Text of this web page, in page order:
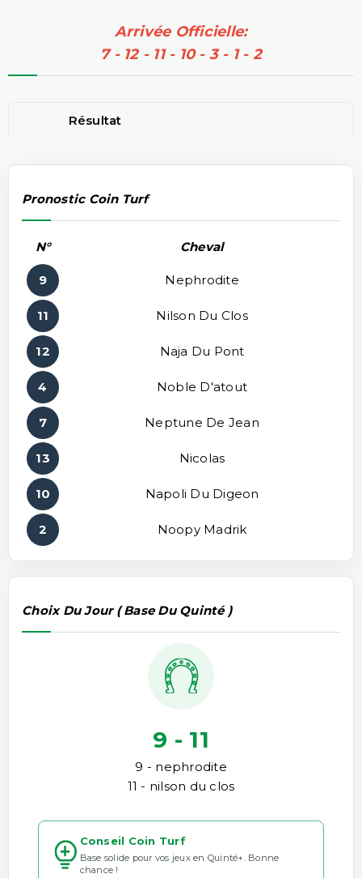
Arrivée Officielle:
7 - 12 - 11 - 10 - 3 - 1 - 2
Résultat
Pronostic Coin Turf
N° Cheval
9 Nephrodite
11 Nilson Du Clos
12 Naja Du Pont
4 Noble D'atout
7 Neptune De Jean
13 Nicolas
10 Napoli Du Digeon
2 Noopy Madrik
Choix Du Jour ( Base Du Quinté )
9 - 11
9 - nephrodite
11 - nilson du clos
Conseil Coin Turf
Base solide pour vos jeux en Quinté+. Bonne
chance !